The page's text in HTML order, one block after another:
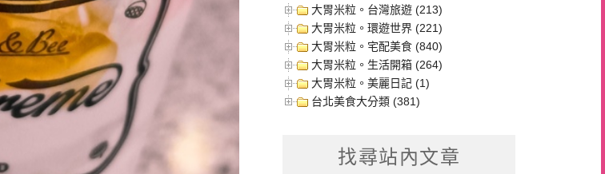
大胃米粒。台灣旅遊 (213)
大胃米粒。環遊世界 (221)
大胃米粒。宅配美食 (840)
大胃米粒。生活開箱 (264)
大胃米粒。美麗日記 (1)
台北美食大分類 (381)
找尋站內文章